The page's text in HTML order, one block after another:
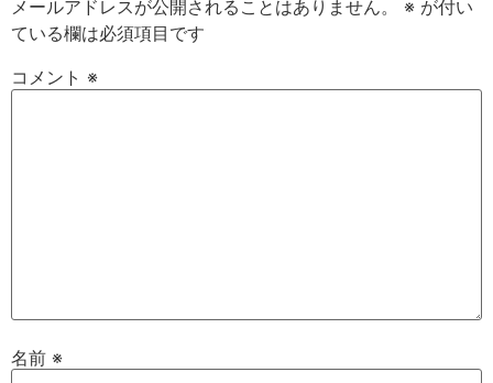
メールアドレスが公開されることはありません。 ※ が付い
ている欄は必須項目です
コメント ※
名前 ※